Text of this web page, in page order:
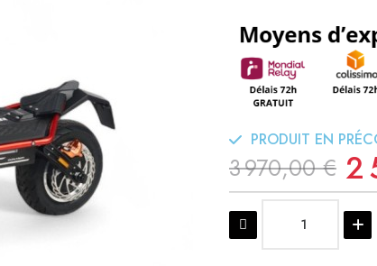
PRODUIT EN
3 970,00 € 2